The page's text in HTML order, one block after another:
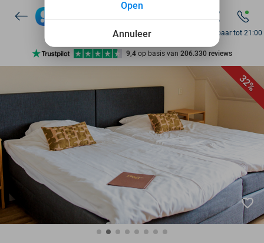
7 dagen per week beschikbaar
10+ miljoen leden
9,4 op basis van 206.330 reviews
10+ miljoen leden
Bereikbaar tot 21:00
32%
favorite_border
Annuleer
Open